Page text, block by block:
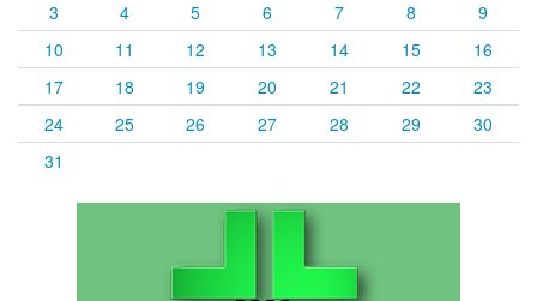
3
4 5 6 7 8
9
10
11 12 13 14 15
16
17
18 19 20 21 22
23
24
25 26 27 28 29
30
31